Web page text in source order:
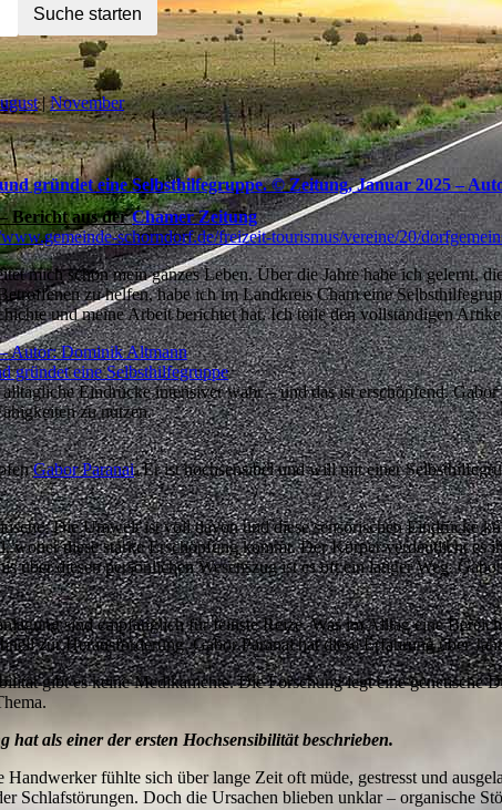
|November
gründet eine Selbsthilfegruppe. © Zeitung, Januar 2025 –
Bericht aus derChamer Zeitung
schorndorf.de/freizeit-tourismus/vereine/20/
mich schon mein ganzes Leben. Über die Jahre habe ich gelernt,
zu helfen, habe ich im Landkreis Cham eine
und meine Arbeit berichtet hat. Ich teile den vollständigen
Autor: Dominik Altmann
gründet eine Selbsthilfegruppe
Eindrücke intensiver wahr – und das ist erschöpfend.
zu nutzen.
Gabor Paranai. Er ist hochsensibel und will mit einer
Die Umwelt ist voll davon und diese sensorischen Eindrücke
woher diese starke Erschöpfung kommt. Der Körper verdeutlicht es
über diesen persönlichen Wesenszug ist es oft ein langer Weg.
sind empfänglich für feinste Reize. Was im Alltag eine
zur Herausforderung. Gabor Paranai hat diese Erfahrung über
gibt es keine Medikamente. Die Forschung legt eine genetische
hat als einer der ersten Hochsensibilität beschrieben.
fühlte sich über lange Zeit oft müde, gestresst und
Schlafstörungen. Doch die Ursachen blieben unklar – organische